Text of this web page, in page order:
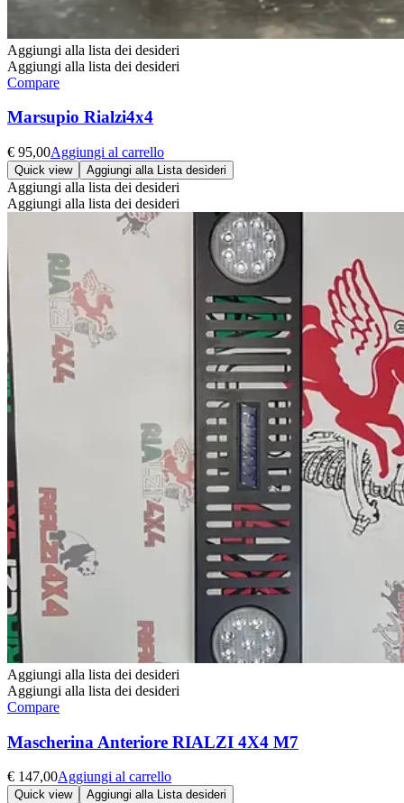
Aggiungi alla lista dei desideri
Aggiungi alla lista dei desideri
Compare
Marsupio Rialzi4x4
€ 95,00Aggiungi al carrello
Quick view Aggiungi alla Lista desideri
Aggiungi alla lista dei desideri
Aggiungi alla lista dei desideri
Aggiungi alla lista dei desideri
Aggiungi alla lista dei desideri
Compare
Mascherina Anteriore RIALZI 4X4 M7
€ 147,00Aggiungi al carrello
Quick view Aggiungi alla Lista desideri